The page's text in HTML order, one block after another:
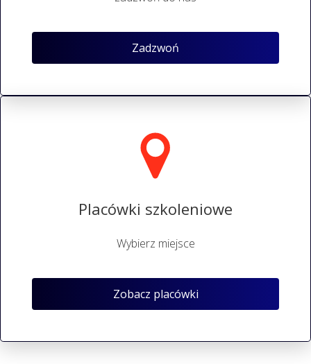
Zadzwoń
Placówki szkoleniowe
Wybierz miejsce
Zobacz placówki